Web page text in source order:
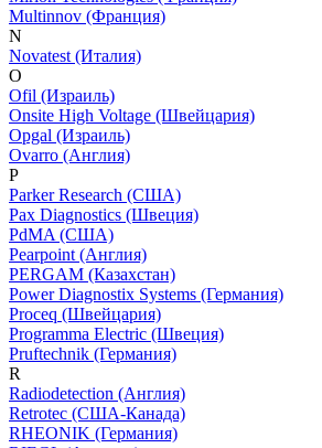
Multinnov (Франция)
N
Novatest (Италия)
O
Ofil (Израиль)
Onsite High Voltage (Швейцария)
Opgal (Израиль)
Ovarro (Англия)
P
Parker Research (США)
Pax Diagnostics (Швеция)
PdMA (США)
Pearpoint (Англия)
PERGAM (Казахстан)
Power Diagnostix Systems (Германия)
Proceq (Швейцария)
Programma Electric (Швеция)
Pruftechnik (Германия)
R
Radiodetection (Англия)
Retrotec (США-Канада)
RHEONIK (Германия)